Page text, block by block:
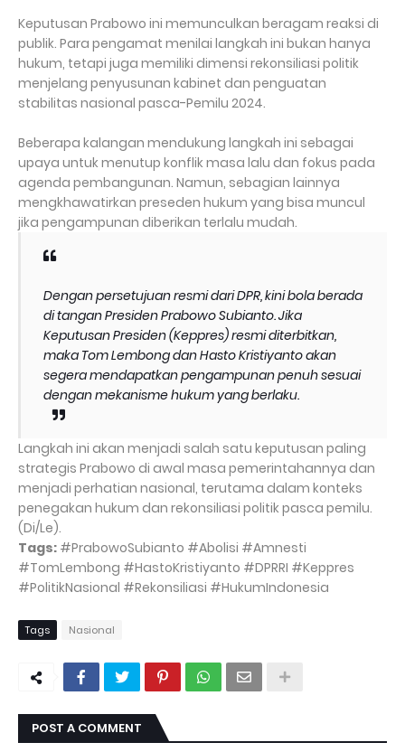
Keputusan Prabowo ini memunculkan beragam reaksi di
publik. Para pengamat menilai langkah ini bukan hanya
hukum, tetapi juga memiliki dimensi rekonsiliasi politik
menjelang penyusunan kabinet dan penguatan
stabilitas nasional pasca-Pemilu 2024.
Beberapa kalangan mendukung langkah ini sebagai
upaya untuk menutup konflik masa lalu dan fokus pada
agenda pembangunan. Namun, sebagian lainnya
mengkhawatirkan preseden hukum yang bisa muncul
jika pengampunan diberikan terlalu mudah.
Dengan persetujuan resmi dari DPR, kini bola berada
di tangan Presiden Prabowo Subianto. Jika
Keputusan Presiden (Keppres) resmi diterbitkan,
maka Tom Lembong dan Hasto Kristiyanto akan
segera mendapatkan pengampunan penuh sesuai
dengan mekanisme hukum yang berlaku.
Langkah ini akan menjadi salah satu keputusan paling
strategis Prabowo di awal masa pemerintahannya dan
menjadi perhatian nasional, terutama dalam konteks
penegakan hukum dan rekonsiliasi politik pasca pemilu.
(Di/Le).
Tags: #PrabowoSubianto #Abolisi #Amnesti
#TomLembong #HastoKristiyanto #DPRRI #Keppres
#PolitikNasional #Rekonsiliasi #HukumIndonesia
Tags Nasional
POST A COMMENT